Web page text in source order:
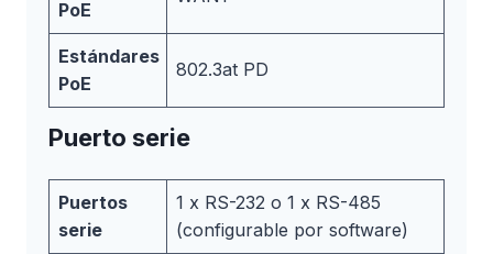
PoE
Estándares
PoE
802.3at PD
Puerto serie
Puertos
serie
1 x RS-232 o 1 x RS-485
(configurable por software)